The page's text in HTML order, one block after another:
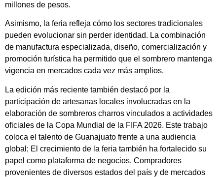
millones de pesos.
Asimismo, la feria refleja cómo los sectores tradicionales
pueden evolucionar sin perder identidad. La combinación
de manufactura especializada, diseño, comercialización y
promoción turística ha permitido que el sombrero mantenga
vigencia en mercados cada vez más amplios.
La edición más reciente también destacó por la
participación de artesanas locales involucradas en la
elaboración de sombreros charros vinculados a actividades
oficiales de la Copa Mundial de la FIFA 2026. Este trabajo
coloca el talento de Guanajuato frente a una audiencia
global; El crecimiento de la feria también ha fortalecido su
papel como plataforma de negocios. Compradores
provenientes de diversos estados del país y de mercados